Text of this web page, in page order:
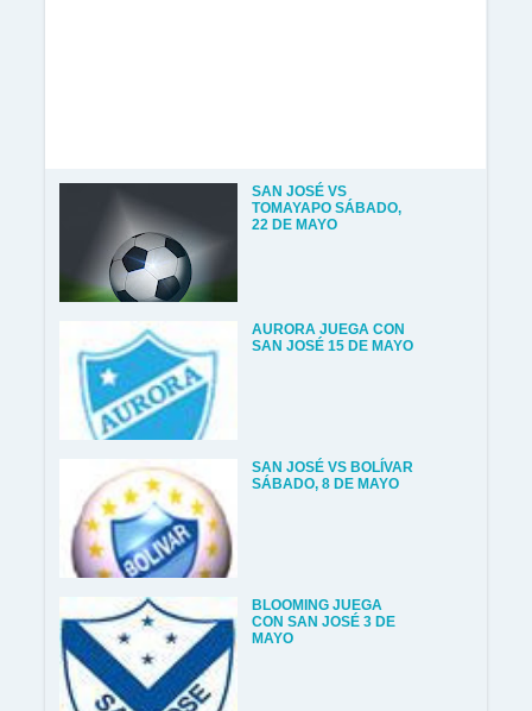
SAN JOSÉ VS
TOMAYAPO SÁBADO,
22 DE MAYO
AURORA JUEGA CON
SAN JOSÉ 15 DE MAYO
SAN JOSÉ VS BOLÍVAR
SÁBADO, 8 DE MAYO
BLOOMING JUEGA
CON SAN JOSÉ 3 DE
MAYO